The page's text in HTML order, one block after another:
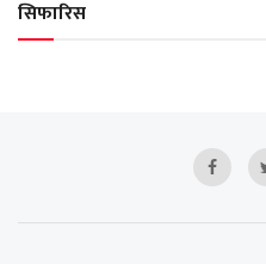
सिफारिस